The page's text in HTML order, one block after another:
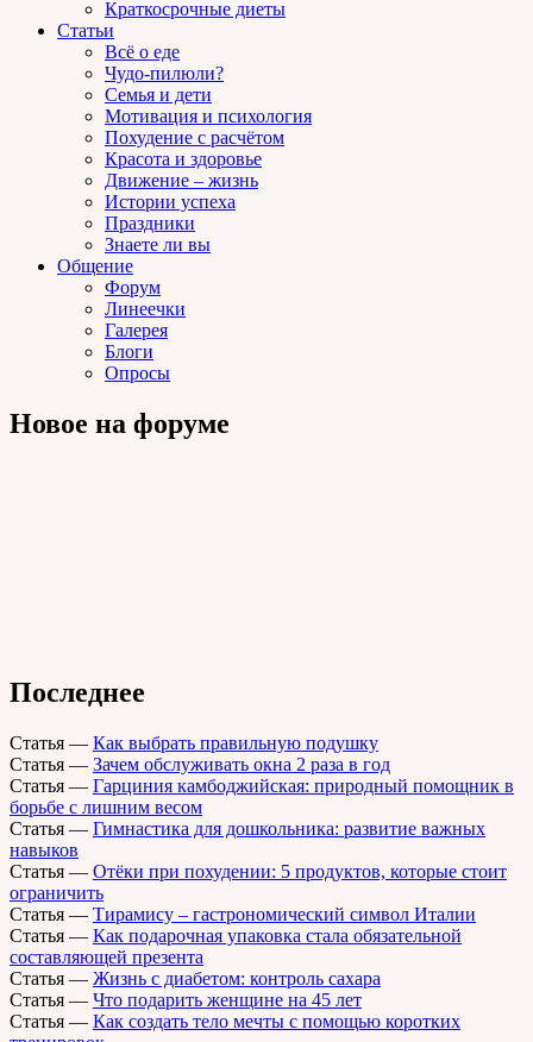
Краткосрочные диеты
Статьи
Всё о еде
Чудо-пилюли?
Семья и дети
Мотивация и психология
Похудение с расчётом
Красота и здоровье
Движение – жизнь
Истории успеха
Праздники
Знаете ли вы
Общение
Форум
Линеечки
Галерея
Блоги
Опросы
Новое на форуме
Последнее
Статья — Как выбрать правильную подушку
Статья — Зачем обслуживать окна 2 раза в год
Статья — Гарциния камбоджийская: природный помощник в
борьбе с лишним весом
Статья — Гимнастика для дошкольника: развитие важных
навыков
Статья — Отёки при похудении: 5 продуктов, которые стоит
ограничить
Статья — Тирамису – гастрономический символ Италии
Статья — Как подарочная упаковка стала обязательной
составляющей презента
Статья — Жизнь с диабетом: контроль сахара
Статья — Что подарить женщине на 45 лет
Статья — Как создать тело мечты с помощью коротких